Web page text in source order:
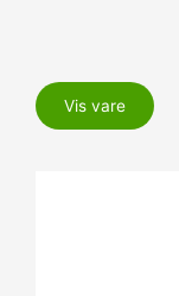
Vis vare